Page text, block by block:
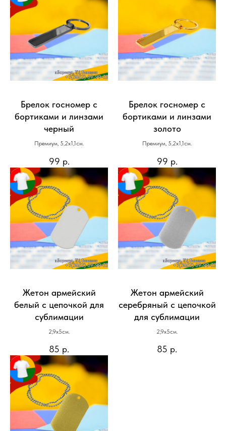
Брелок госномер с
бортиками и линзами
черный
Премиум, 5,2х1,1см.
99 р.
Брелок госномер с
бортиками и линзами
золото
Премиум, 5,2х1,1см.
99 р.
Жетон армейский
белый с цепочкой для
сублимации
2,9x5см.
85 р.
Жетон армейский
серебряный с цепочкой
для сублимации
2,9x5см.
85 р.